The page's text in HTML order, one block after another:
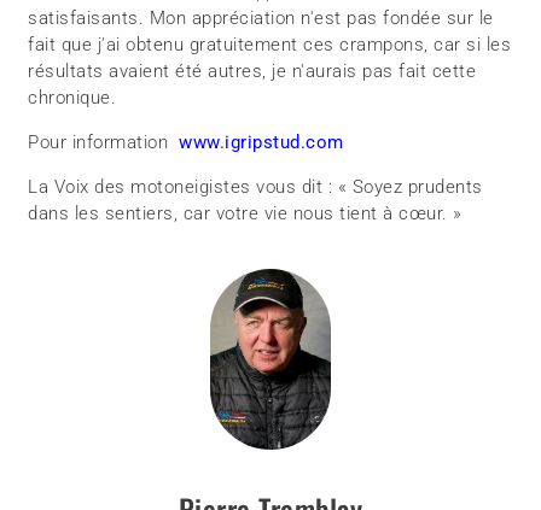
satisfaisants. Mon appréciation n'est pas fondée sur le
fait que j'ai obtenu gratuitement ces crampons, car si les
résultats avaient été autres, je n'aurais pas fait cette
chronique.
Pour informationwww.igripstud.com
La Voix des motoneigistes vous dit : « Soyez prudents
dans les sentiers, car votre vie nous tient à cœur. »